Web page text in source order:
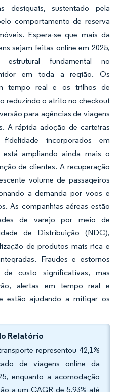
desiguais, sustentado pela
comportamento de reserva
Espera-se que mais da
sejam feitas online em 2025,
estrutural fundamental no
em toda a região. Os
tempo real e os trilhos de
reduzindo o atrito no checkout
para agências de viagens
A rápida adoção de carteiras
incorporados em
está ampliando ainda mais o
de clientes. A recuperação
volume de passageiros
a demanda por voos e
As companhias aéreas estão
de varejo por meio de
de Distribuição (NDC),
de produtos mais rica e
Fraudes e estornos
de custo significativas, mas
alertas em tempo real e
estão ajudando a mitigar os
Relatório
representou 42,1%
de viagens online da
enquanto a acomodação
a um CAGR de 5,93% até